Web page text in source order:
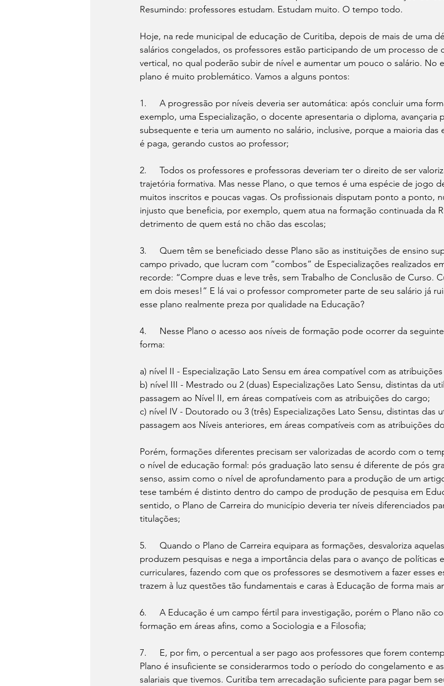
Resumindo: professores estudam. Estudam muito. O tempo todo.
Hoje, na rede municipal de educação de Curitiba, depois de mais de uma
salários congelados, os professores estão participando de um processo de
vertical, no qual poderão subir de nível e aumentar um pouco o salário. No
plano é muito problemático. Vamos a alguns pontos:
1.	A progressão por níveis deveria ser automática: após concluir uma formação, por
exemplo, uma Especialização, o docente apresentaria o diploma, avançaria
subsequente e teria um aumento no salário, inclusive, porque a maioria das
é paga, gerando custos ao professor;
2.	Todos os professores e professoras deveriam ter o direito de ser valorizados em sua
trajetória formativa. Mas nesse Plano, o que temos é uma espécie de jogo
muitos inscritos e poucas vagas. Os profissionais disputam ponto a ponto,
injusto que beneficia, por exemplo, quem atua na formação continuada da
detrimento de quem está no chão das escolas;
3.	Quem têm se beneficiado desse Plano são as instituições de ensino superior do
campo privado, que lucram com “combos” de Especializações realizados
recorde: “Compre duas e leve três, sem Trabalho de Conclusão de Curso.
em dois meses!” E lá vai o professor comprometer parte de seu salário já
esse plano realmente preza por qualidade na Educação?
4.	Nesse Plano o acesso aos níveis de formação pode ocorrer da seguinte da seguinte
forma:
a) nível II - Especialização Lato Sensu em área compatível com as
b) nível III - Mestrado ou 2 (duas) Especializações Lato Sensu, distintas da
passagem ao Nível II, em áreas compatíveis com as atribuições do cargo;
c) nível IV - Doutorado ou 3 (três) Especializações Lato Sensu, distintas das
passagem aos Níveis anteriores, em áreas compatíveis com as atribuições
Porém, formações diferentes precisam ser valorizadas de acordo com o
o nível de educação formal: pós graduação lato sensu é diferente de pós
senso, assim como o nível de aprofundamento para a produção de um
tese também é distinto dentro do campo de produção de pesquisa em
sentido, o Plano de Carreira do município deveria ter níveis diferenciados
titulações;
5.	Quando o Plano de Carreira equipara as formações, desvaloriza aquelas que
produzem pesquisas e nega a importância delas para o avanço de políticas
curriculares, fazendo com que os professores se desmotivem a fazer esses
trazem à luz questões tão fundamentais e caras à Educação de forma mais
6.	A Educação é um campo fértil para investigação, porém o Plano não considera
formação em áreas afins, como a Sociologia e a Filosofia;
7.	E, por fim, o percentual a ser pago aos professores que forem contemplados om o
Plano é insuficiente se considerarmos todo o período do congelamento e
salariais que tivemos. Curitiba tem arrecadação suficiente para pagar bem